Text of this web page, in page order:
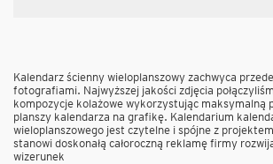
Kalendarz ścienny wieloplanszowy zachwyca
fotografiami. Najwyższej jakości zdjęcia
kompozycje kolażowe wykorzystując maksymalną
planszy kalendarza na grafikę. Kalendarium
wieloplanszowego jest czytelne i spójne z
stanowi doskonałą całoroczną reklamę firmy
wizerunek